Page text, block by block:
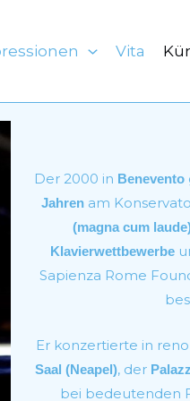
Vita
Der 2000 in Benevento
Jahrenam
(magna cum
Klavierwettbewerbe
Sapienza Rome
Er konzertierte in
Saal (Neapel), der
bei bedeutenden